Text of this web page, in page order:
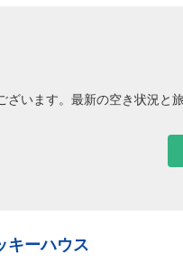
います。最新の空き状況と
キーハウス